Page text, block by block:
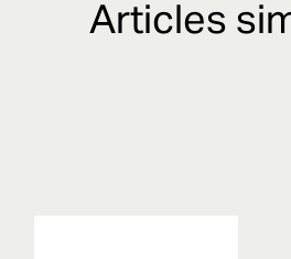
Articles